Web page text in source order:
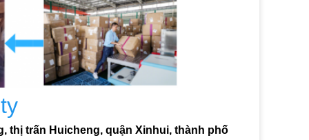
thị trấn Huicheng, quận Xinhui, thành phố